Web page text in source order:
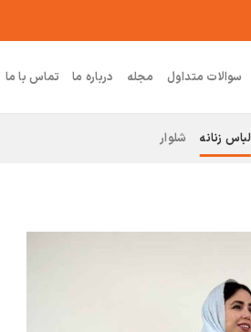
سوالات متداول مجله درباره ما تماس با ما
لباس زنانه شلوار